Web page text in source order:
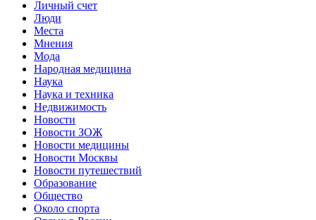
Личный счет
Люди
Места
Мнения
Мода
Народная медицина
Наука
Наука и техника
Недвижимость
Новости
Новости ЗОЖ
Новости медицины
Новости Москвы
Новости путешествий
Образование
Общество
Около спорта